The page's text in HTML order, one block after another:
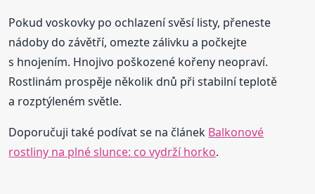
Pokud voskovky po ochlazení svěsí listy, přeneste
nádoby do závětří, omezte zálivku a počkejte
s hnojením. Hnojivo poškozené kořeny neopraví.
Rostlinám prospěje několik dnů při stabilní teplotě
a rozptýleném světle.
Doporučuji také podívat se na článek Balkonové
rostliny na plné slunce: co vydrží horko.